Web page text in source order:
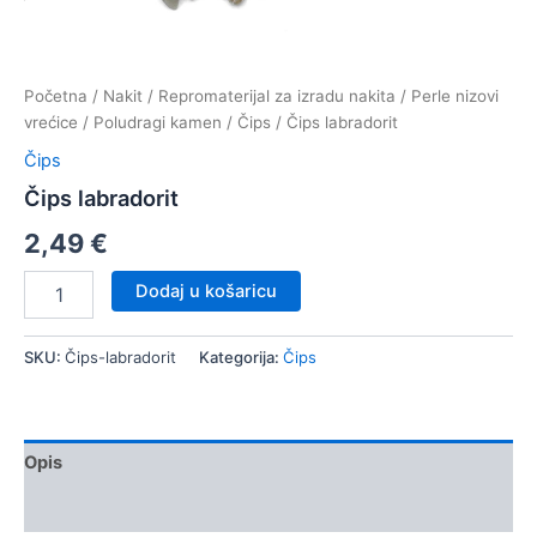
Početna / Nakit / Repromaterijal za izradu nakita / Perle nizovi
vrećice / Poludragi kamen / Čips / Čips labradorit
Čips
Čips labradorit
2,49€
labradorit
Dodaj u košaricu
SKU: Čips-labradorit Kategorija: Čips
Opis